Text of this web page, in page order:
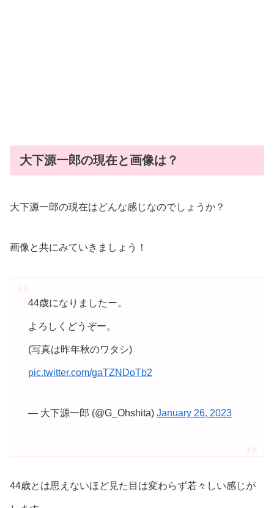
大下源一郎の現在と画像は？
大下源一郎の現在はどんな感じなのでしょうか？
画像と共にみていきましょう！
44歳になりましたー。
よろしくどうぞー。
(写真は昨年秋のワタシ)
pic.twitter.com/gaTZNDoTb2
— 大下源一郎 (@G_Ohshita) January 26, 2023
44歳とは思えないほど見た目は変わらず若々しい感じが